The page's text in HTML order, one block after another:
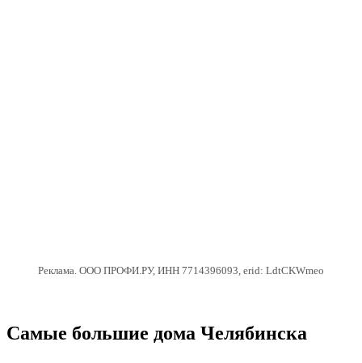
Реклама. ООО ПРОФИ.РУ, ИНН 7714396093, erid: LdtCKWmeo
Самые большие дома Челябинска